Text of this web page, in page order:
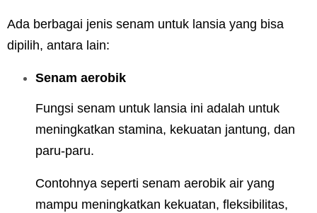
Ada berbagai jenis senam untuk lansia yang bisa
dipilih, antara lain:
Senam aerobik
Fungsi senam untuk lansia ini adalah untuk
meningkatkan stamina, kekuatan jantung, dan
paru-paru.
Contohnya seperti senam aerobik air yang
mampu meningkatkan kekuatan, fleksibilitas,